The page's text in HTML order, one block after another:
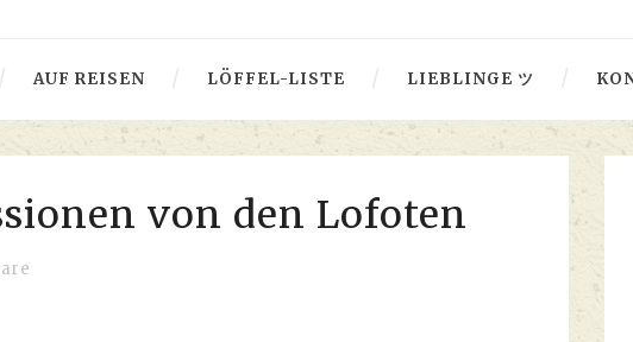
AUF REISEN LÖFFEL-LISTE LIEBLINGE ツ
von den Lofoten